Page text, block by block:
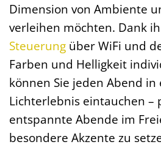
Dimension von Ambiente
verleihen möchten. Dank
Steuerung über WiFi und
Farben und Helligkeit
können Sie jeden Abend in
Lichterlebnis eintauchen –
entspannte Abende im
besondere Akzente zu